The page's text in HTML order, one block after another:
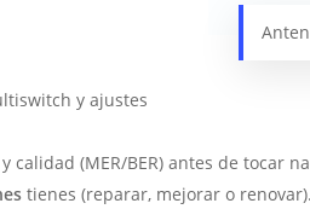
y ajustes
calidad (MER/BER) antes de tocar
tienes (reparar, mejorar o renovar).